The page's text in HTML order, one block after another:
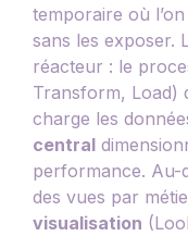
temporaire où
sans les exposer.
réacteur : le
Transform, Load)
charge les
central
performance. Au-
des vues par
visualisation